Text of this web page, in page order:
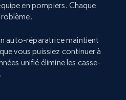
en pompiers. Chaque
auto-réparatrice maintient
vous puissiez continuer à
unifié élimine les casse-